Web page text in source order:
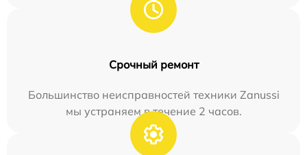
Срочный ремонт
Большинство неисправностей техники Zanussi
мы устраняем в течение 2 часов.